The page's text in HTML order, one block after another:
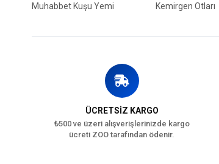
Muhabbet Kuşu Yemi
Kemirgen Otları
ÜCRETSİZ KARGO
₺500 ve üzeri alışverişlerinizde kargo
ücreti ZOO tarafından ödenir.